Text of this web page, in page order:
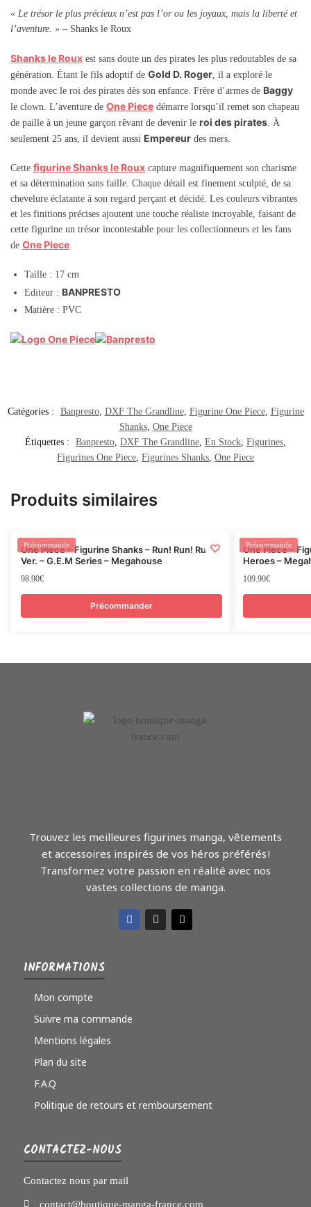
« Le trésor le plus précieux n’est pas l’or ou les joyaux, mais la liberté et
l’aventure. » – Shanks le Roux
Shanks le Roux est sans doute un des pirates les plus redoutables de sa
génération. Étant le fils adoptif de Gold D. Roger , il a exploré le
monde avec le roi des pirates dès son enfance. Frère d’armes de Baggy
le clown. L’aventure de One Piece démarre lorsqu’il remet son chapeau
de paille à un jeune garçon rêvant de devenir le roi des pirates . À
seulement 25 ans, il devient aussi Empereur des mers.
Cette figurine Shanksle Roux capture magnifiquement son charisme
et sa détermination sans faille. Chaque détail est finement sculpté, de sa
chevelure éclatante à son regard perçant et décidé. Les couleurs vibrantes
et les finitions précises ajoutent une touche réaliste incroyable, faisant de
cette figurine un trésor incontestable pour les collectionneurs et les fans
de One Piece.
Taille : 17 cm
Editeur : BANPRESTO
Matière : PVC
Catégories : Banpresto, DXF The Grandline, Figurine One Piece, Figurine
Shanks, One Piece
Étiquettes :
Banpresto, DXF The Grandline, En Stock, Figurines,
Figurines One Piece, Figurines Shanks, One Piece
Produits similaires
Précommande
One Piece – Figurine Shanks – Run! Run! Run!
Ver. – G.E.M Series – Megahouse
98.90€
Précommander
Précommande
One Piece –
Heroes –
109.90€
Trouvez les meilleures figurines manga, vêtements
et accessoires inspirés de vos héros préférés !
Transformez votre passion en réalité avec nos
vastes collections de manga.
INFORMATIONS
Mon compte
Suivre ma commande
Mentions légales
Plan du site
F.A.Q
Politique de retours et remboursement
CONTACTEZ-NOUS
Contactez nous par mail
contact@boutique-manga-france.com